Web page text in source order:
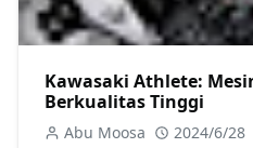
Kawasaki Athlete:
Berkualitas Tinggi
Abu Moosa 2024/6/28